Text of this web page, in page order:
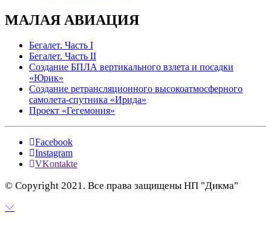
МАЛАЯ АВИАЦИЯ
Бегалет. Часть I
Бегалет. Часть II
Создание БПЛА вертикального взлета и посадки
«Юрик»
Создание ретрансляционного высокоатмосферного
самолета-спутника «Ирида»
Проект «Гегемония»
Facebook
Instagram
VKontakte
© Copyright 2021. Все права защищены НП "Дикма"